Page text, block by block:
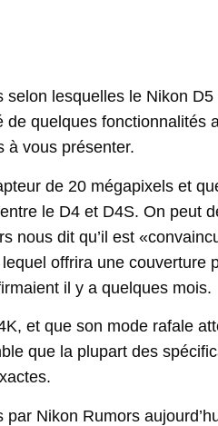
lesquelles le Nikon
de quelques fonctionnalités
à vous présenter.
de 20 mégapixels et
le D4 et D4S. On peut
nous dit qu’il est
offrira une couverture
il y a quelques mois.
et que son mode rafale
que la plupart des
Nikon Rumors